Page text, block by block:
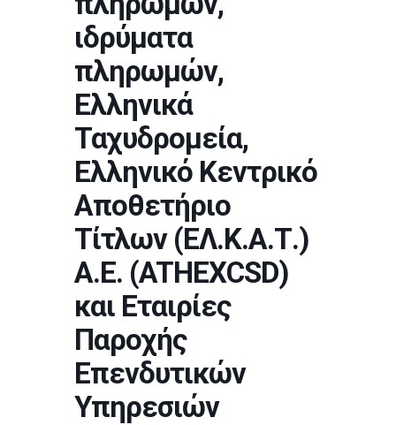
ιδρύματα
πληρωμών,
Ελληνικά
Ταχυδρομεία,
Ελληνικό Κεντρικό
Αποθετήριο
Τίτλων (ΕΛ.Κ.Α.Τ.)
Α.Ε. (ATHEXCSD)
και Εταιρίες
Παροχής
Επενδυτικών
Υπηρεσιών